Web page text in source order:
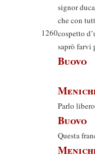
signor
che con
1260cospetto
saprò farvi
Buovo
Parlo
Buovo
Questa